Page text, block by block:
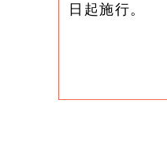
日起施行。